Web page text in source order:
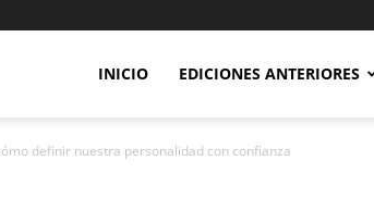
INICIO EDICIONES ANTERIORES
definir nuestra personalidad con confianza